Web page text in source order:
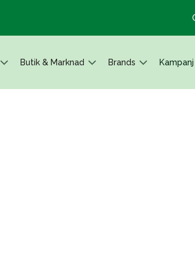
Butik & Marknad Brands Kampanj